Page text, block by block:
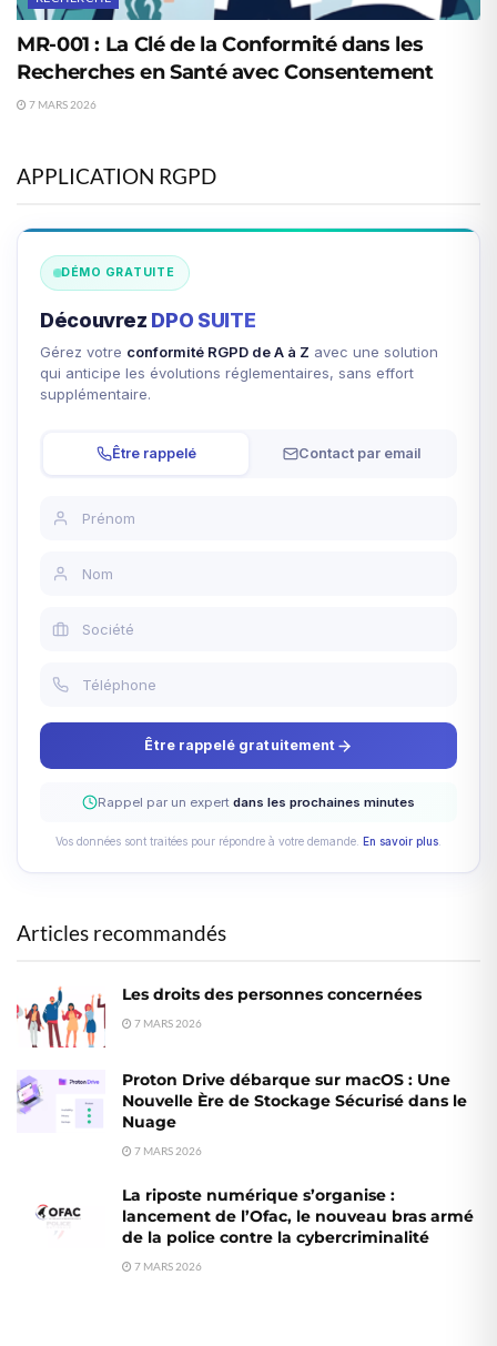
MR-001 : La Clé de la Conformité dans les
Recherches en Santé avec Consentement
7 MARS 2026
APPLICATION RGPD
DÉMO GRATUITE
Découvrez DPO SUITE
Gérez votre conformité RGPD de A à Z avec une solution
qui anticipe les évolutions réglementaires, sans effort
supplémentaire.
Être rappelé Contact par email
Être rappelé gratuitement
Rappel par un expert dans les prochaines minutes
Vos données sont traitées pour répondre à votre demande. En savoir plus
Articles recommandés
Les droits des personnes concernées
7 MARS 2026
Proton Drive débarque sur macOS : Une
Nouvelle Ère de Stockage Sécurisé dans le
Nuage
7 MARS 2026
La riposte numérique s’organise :
lancement de l’Ofac, le nouveau bras armé
de la police contre la cybercriminalité
7 MARS 2026